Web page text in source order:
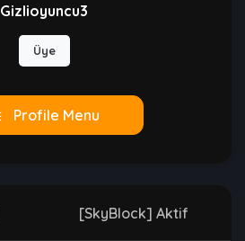
Gizlioyuncu3
Üye
Profile Menu
[SkyBlock] Aktif